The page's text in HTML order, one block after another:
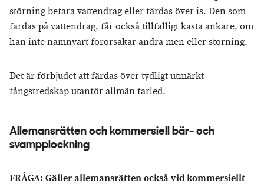
störning befara vattendrag eller färdas över is. Den som
färdas på vattendrag, får också tillfälligt kasta ankare, om
han inte nämnvärt förorsakar andra men eller störning.
Det är förbjudet att färdas över tydligt utmärkt
fångstredskap utanför allmän farled.
Allemansrätten och kommersiell bär- och
svampplockning
FRÅGA: Gäller allemansrätten också vid kommersiellt